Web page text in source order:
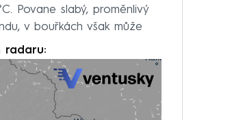
Povane slabý, proměnlivý
v bouřkách však může
radaru: